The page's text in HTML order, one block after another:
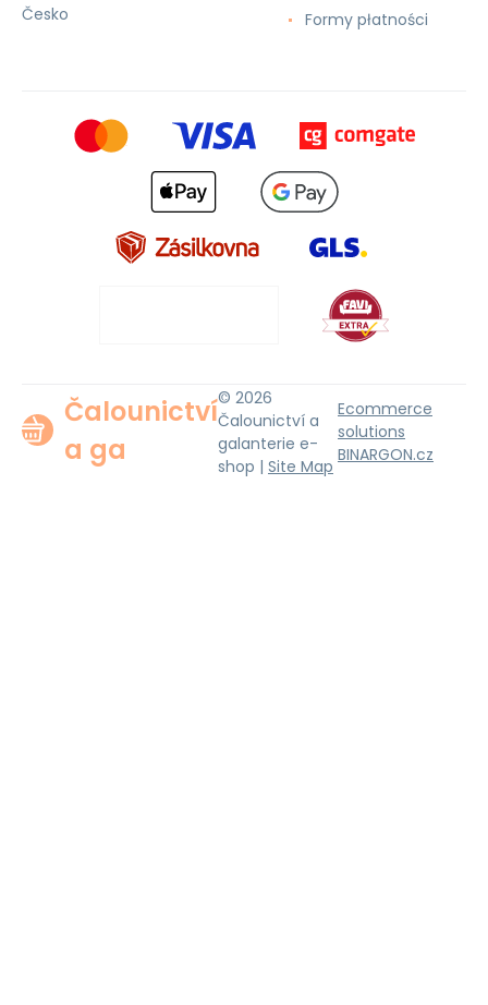
Česko
Formy płatności
Čalounictví
a ga
© 2026
Čalounictví a
galanterie e-
shop | Site Map
Ecommerce
solutions
BINARGON.cz